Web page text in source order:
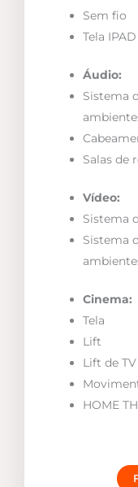
Sem fio
Tela IPAD
Áudio:
Sistema
Salas de
Vídeo:
Sistema
Sistema
Cinema:
Tela
Lift
Lift de TV
HOME